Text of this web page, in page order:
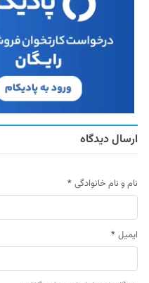
ارسال دیدگاه
نام و نام خانوادگی *
ایمیل *